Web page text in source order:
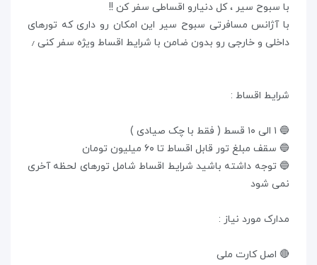
با سبوح سیر ، کل دنیارو اقساطی سفر کن !!
با آژانس مسافرتی سبوح سیر این امکان رو داری که تورهای
داخلی و خارجی رو بدون ضامن با شرایط اقساط ویژه سفر کنی ٫
شرایط اقساط :
🔵 ۱ الی ۱۰ قسط ( فقط با چک صیادی )
🔵 سقف مبلغ تور قابل اقساط تا ۶۰ میلیون تومان
🔵 توجه داشته باشید شرایط اقساط شامل تورهای لحظه آخری
نمی شود
مدارک مورد نیاز :
🔴 اصل کارت ملی